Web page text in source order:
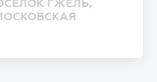
ГЖЕЛЬ,